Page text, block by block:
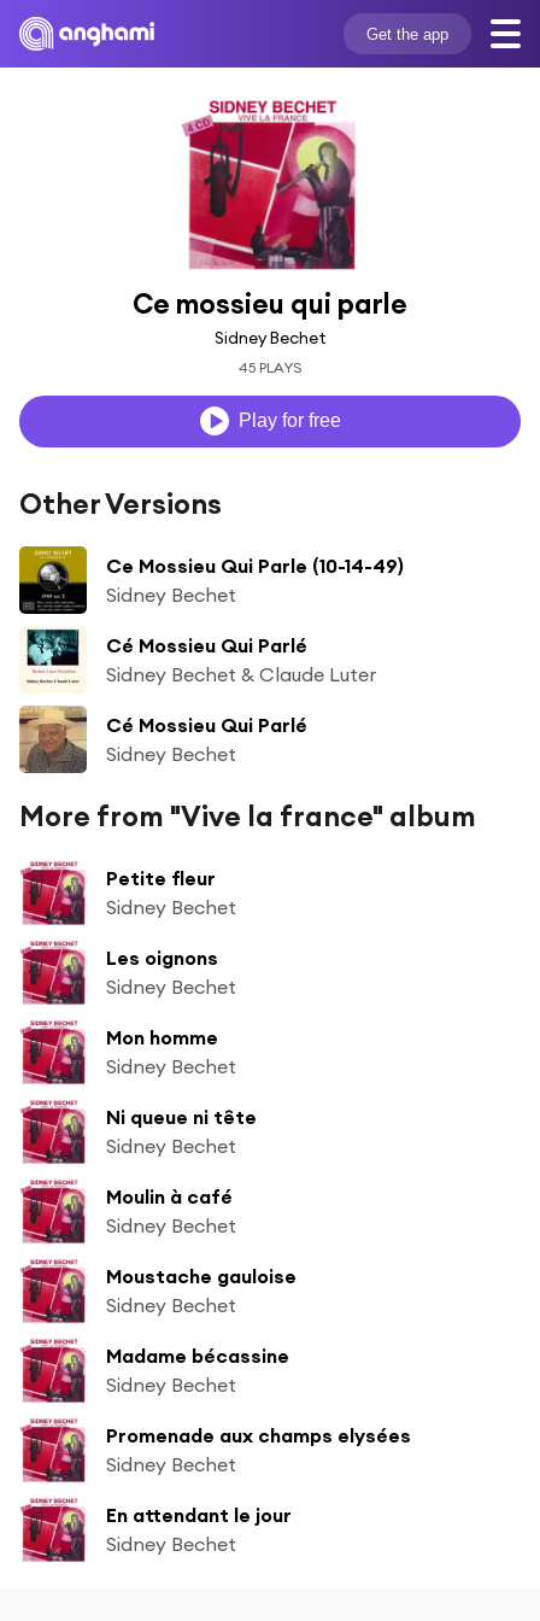
Get the app
Ce mossieu qui parle
Sidney Bechet
45 PLAYS
Play for free
Other Versions
Ce Mossieu Qui Parle (10-14-49)
Sidney Bechet
Cé Mossieu Qui Parlé
Sidney Bechet & Claude Luter
Cé Mossieu Qui Parlé
Sidney Bechet
More from "Vive la france" album
Petite fleur
Sidney Bechet
Les oignons
Sidney Bechet
Mon homme
Sidney Bechet
Ni queue ni tête
Sidney Bechet
Moulin à café
Sidney Bechet
Moustache gauloise
Sidney Bechet
Madame bécassine
Sidney Bechet
Promenade aux champs elysées
Sidney Bechet
En attendant le jour
Sidney Bechet